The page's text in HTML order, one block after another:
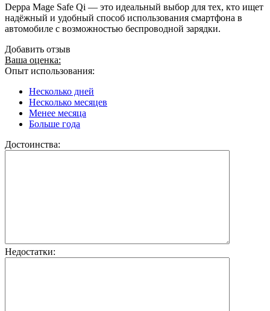
Deppa Mage Safe Qi — это идеальный выбор для тех, кто ищет
надёжный и удобный способ использования смартфона в
автомобиле с возможностью беспроводной зарядки.
Добавить отзыв
Ваша оценка:
Опыт использования:
Несколько дней
Несколько месяцев
Менее месяца
Больше года
Достоинства:
Недостатки: